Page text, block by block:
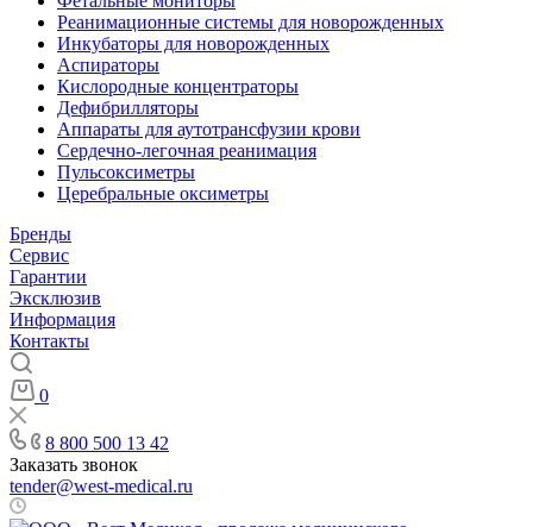
Реанимационные системы для новорожденных
Инкубаторы для новорожденных
Аспираторы
Кислородные концентраторы
Дефибрилляторы
Аппараты для аутотрансфузии крови
Сердечно-легочная реанимация
Пульсоксиметры
Церебральные оксиметры
Бренды
Сервис
Гарантии
Эксклюзив
Информация
Контакты
0
8 800 500 13 42
Заказать звонок
tender@west-medical.ru